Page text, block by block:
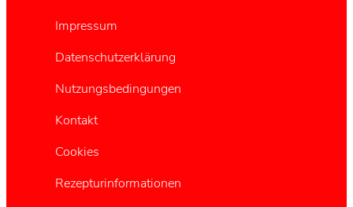
Impressum
Datenschutzerklärung
Nutzungsbedingungen
Kontakt
Cookies
Rezepturinformationen